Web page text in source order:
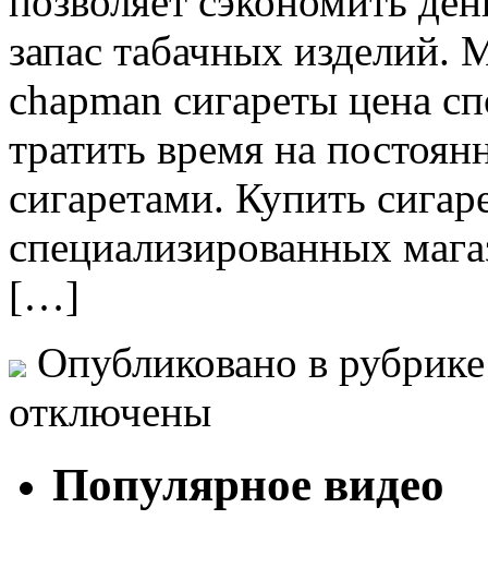
запас табачных
chapman сигареты цена
тратить время на
сигаретами. Купить
специализированных
[…]
Опубликовано в
отключены
Популярное видео